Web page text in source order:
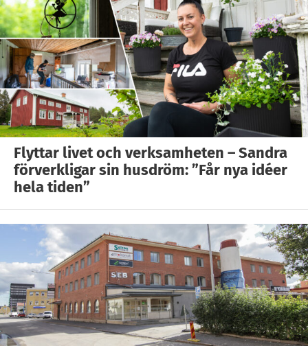
Flyttar livet och verksamheten – Sandra
förverkligar sin husdröm: ”Får nya idéer
hela tiden”